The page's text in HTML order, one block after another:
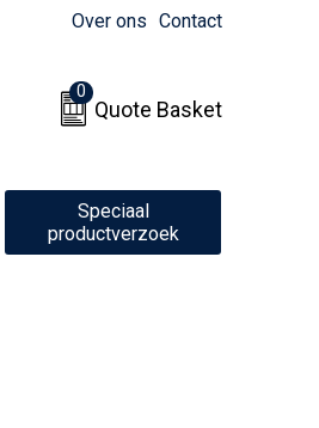
Over ons Contact
0
Quote Basket
Speciaal
productverzoek